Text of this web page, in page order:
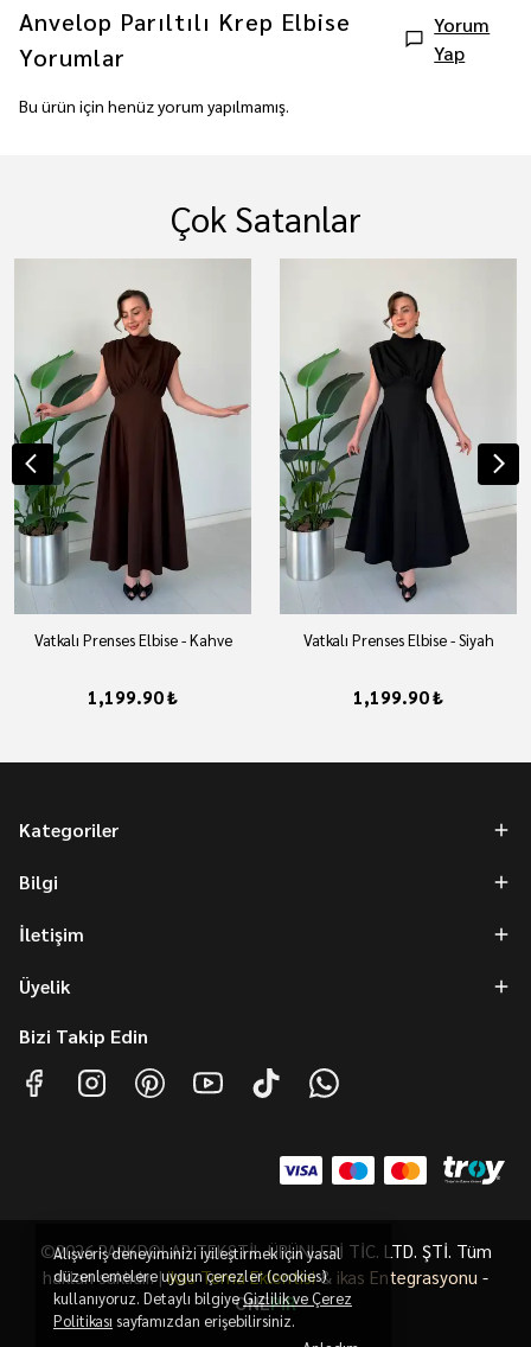
Alışveriş deneyiminizi iyileştirmek için yasal
düzenlemelere uygun çerezler (cookies)
kullanıyoruz. Detaylı bilgiyeGizlilik ve Çerez
Politikası sayfamızdan erişebilirsiniz.
Anvelop Parıltılı Krep Elbise
Yorumlar
Yorum
Yap
Bu ürün için henüz yorum yapılmamış.
Çok Satanlar
Vatkalı Prenses Elbise - Kahve
1,199.90 ₺
Vatkalı Prenses Elbise - Siyah
1,199.90 ₺
Kategoriler
Bilgi
İletişim
Üyelik
Bizi Takip Edin
©2026 PARKDOLAP TEKSTİL ÜRÜNLERİ TİC. LTD. ŞTİ. Tüm
hakları saklıdır. |ikas Tema Eklentisi& ikas Entegrasyonu -
ONEPiR